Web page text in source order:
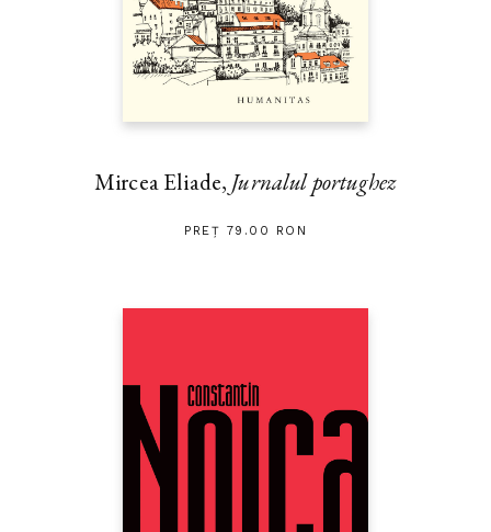
Mircea Eliade, Jurnalul portughez
PREȚ 79.00 RON